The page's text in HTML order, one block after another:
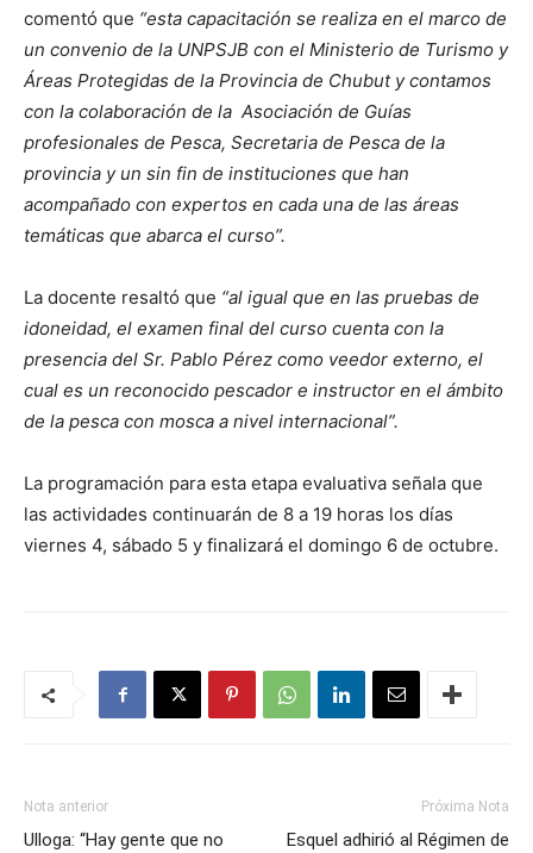
comentó que “esta capacitación se realiza en el marco de
un convenio de la UNPSJB con el Ministerio de Turismo y
Áreas Protegidas de la Provincia de Chubut y contamos
con la colaboración de la Asociación de Guías
profesionales de Pesca, Secretaria de Pesca de la
provincia y un sin fin de instituciones que han
acompañado con expertos en cada una de las áreas
temáticas que abarca el curso”.
La docente resaltó que “al igual que en las pruebas de
idoneidad, el examen final del curso cuenta con la
presencia del Sr. Pablo Pérez como veedor externo, el
cual es un reconocido pescador e instructor en el ámbito
de la pesca con mosca a nivel internacional”.
La programación para esta etapa evaluativa señala que
las actividades continuarán de 8 a 19 horas los días
viernes 4, sábado 5 y finalizará el domingo 6 de octubre.
Nota anterior
Ulloga: “Hay gente que no
Próxima Nota
Esquel adhirió al Régimen de